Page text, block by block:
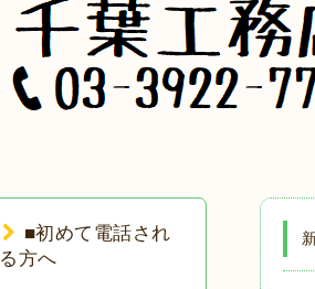
■初めて電話され
る方へ